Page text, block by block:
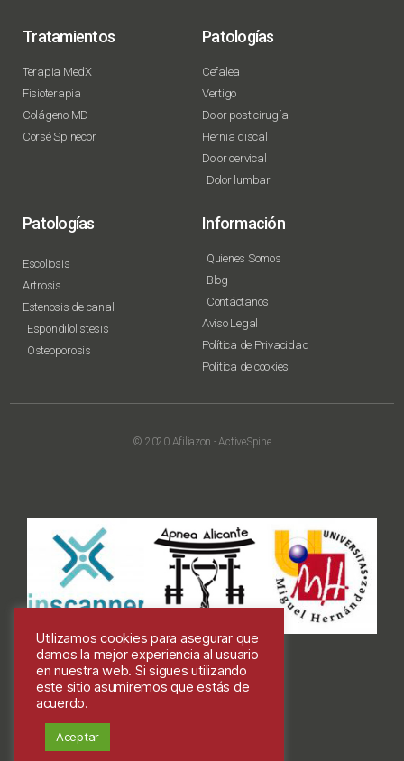
Tratamientos
Terapia MedX
Fisioterapia
Colágeno MD
Corsé Spinecor
Patologías
Cefalea
Vertigo
Dolor post cirugía
Hernia discal
Dolor cervical
Dolor lumbar
Patologías
Escoliosis
Artrosis
Estenosis de canal
Espondilolistesis
Osteoporosis
Información
Quienes Somos
Blog
Contáctanos
Aviso Legal
Política de Privacidad
Política de cookies
© 2020 Afiliazon - ActiveSpine
Utilizamos cookies para asegurar que
damos la mejor experiencia al usuario
en nuestra web. Si sigues utilizando
este sitio asumiremos que estás de
acuerdo.
Aceptar